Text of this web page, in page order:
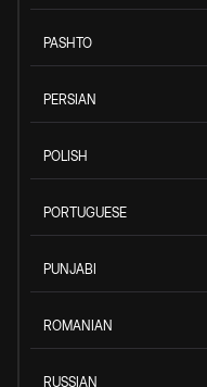
PASHTO
PERSIAN
POLISH
PORTUGUESE
PUNJABI
ROMANIAN
RUSSIAN